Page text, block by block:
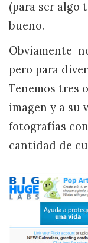
(para ser algo
bueno.
Obviamente
pero para
Tenemos tres
imagen y a su
fotografías
cantidad de